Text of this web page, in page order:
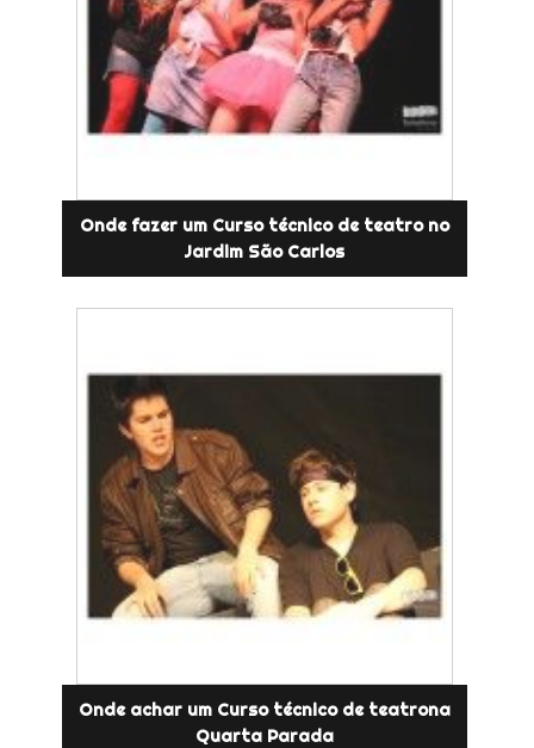
Onde fazer um Curso técnico de teatro no
Jardim São Carlos
Onde achar um Curso técnico de teatrona
Quarta Parada